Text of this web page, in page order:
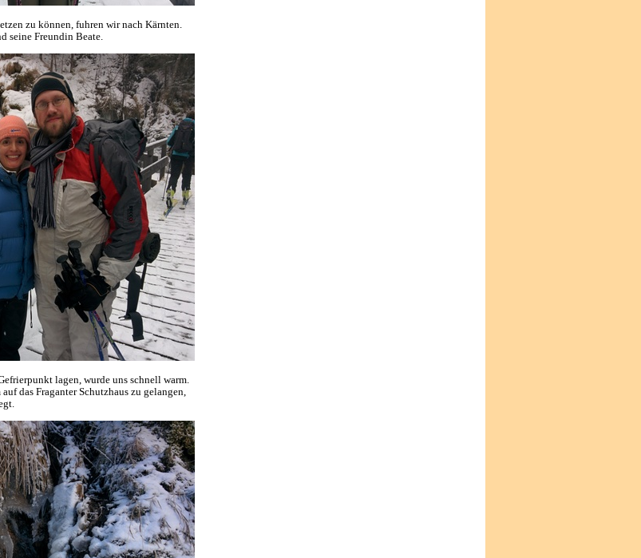
zu können, fuhren wir nach Kärnten.
seine Freundin Beate.
lagen, wurde uns schnell warm.
das Fraganter Schutzhaus zu gelangen,